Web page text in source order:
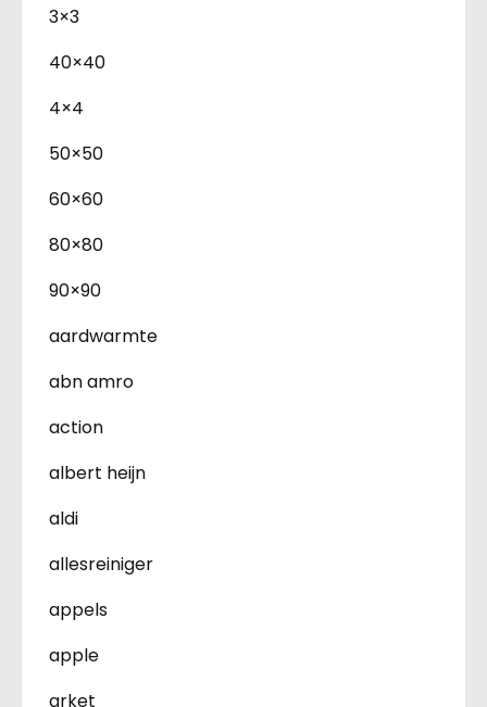
3×3
40×40
4×4
50×50
60×60
80×80
90×90
aardwarmte
abn amro
action
albert heijn
aldi
allesreiniger
appels
apple
arket